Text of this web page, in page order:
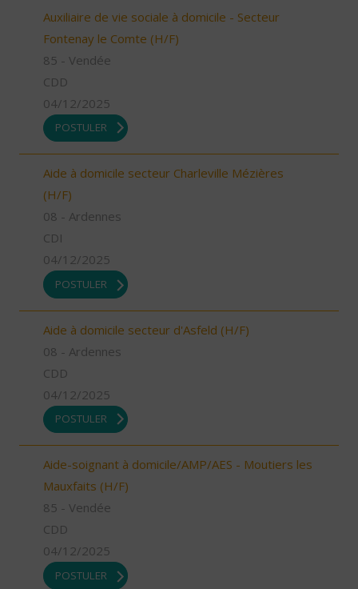
Auxiliaire de vie sociale à domicile - Secteur
Fontenay le Comte (H/F)
85 - Vendée
CDD
04/12/2025
POSTULER
Aide à domicile secteur Charleville Mézières
(H/F)
08 - Ardennes
CDI
04/12/2025
POSTULER
Aide à domicile secteur d'Asfeld (H/F)
08 - Ardennes
CDD
04/12/2025
POSTULER
Aide-soignant à domicile/AMP/AES - Moutiers les
Mauxfaits (H/F)
85 - Vendée
CDD
04/12/2025
POSTULER